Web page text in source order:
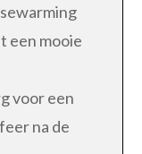
een mooie
voor een
na de